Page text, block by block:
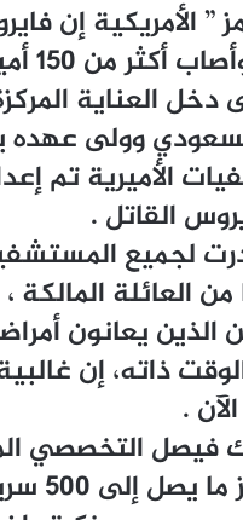
” ﺍﻷﻣﺮﻳﻜﻴﺔ ﺇﻥ
ﺩﺧﻞ ﺍﻟﻌﻨﺎﻳﺔ
ﻭﻭﻟﻰ
ﺍﻷﻣﻴﺮﻳﺔ ﺗﻢ
ﺍﻟﻘﺎﺗﻞ .
ﻟﺠﻤﻴﻊ
ﺍﻟﻌﺎﺋﻠﺔ
ﻳﻌﺎﻧﻮﻥ
ﺫﺍﺗﻪ، ﺇﻥ
.
ﺍﻟﺘﺨﺼﺼﻲ